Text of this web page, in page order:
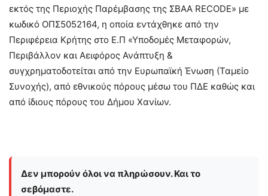
εκτός της Περιοχής Παρέμβασης της ΣΒΑΑ RECODE» με
κωδικό ΟΠΣ5052164, η οποία εντάχθηκε από την
Περιφέρεια Κρήτης στο Ε.Π «Υποδομές Μεταφορών,
Περιβάλλον και Αειφόρος Ανάπτυξη &
συγχρηματοδοτείται από την Ευρωπαϊκή Ένωση (Ταμείο
Συνοχής), από εθνικούς πόρους μέσω του ΠΔΕ καθώς και
από ίδιους πόρους του Δήμου Χανίων.
Δεν μπορούν όλοι να πληρώσουν. Και το
σεβόμαστε.